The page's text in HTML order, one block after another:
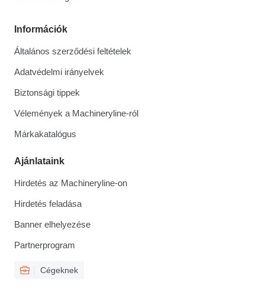
Információk
Általános szerződési feltételek
Adatvédelmi irányelvek
Biztonsági tippek
Vélemények a Machineryline-ról
Márkakatalógus
Ajánlataink
Hirdetés az Machineryline-on
Hirdetés feladása
Banner elhelyezése
Partnerprogram
Cégeknek